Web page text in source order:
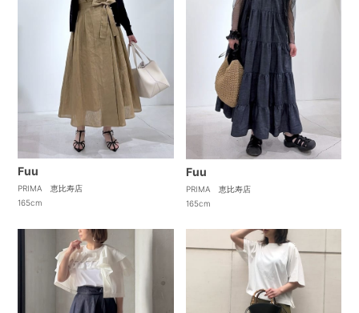
Fuu
PRIMA 恵比寿店
165cm
Fuu
PRIMA 恵比寿店
165cm